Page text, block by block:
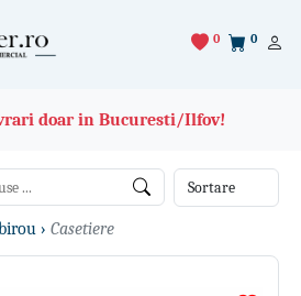
0
0
doar in Bucuresti/Ilfov!
› Casetiere